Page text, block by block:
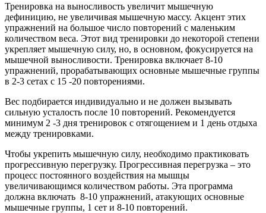
Тренировка на выносливость увеличит мышечную
дефиницию, не увеличивая мышечную массу. Акцент этих
упражнений на большое число повторений с маленьким
количеством веса. Этот вид тренировки до некоторой степени
укрепляет мышечную силу, но, в основном, фокусируется на
мышечной выносливости. Тренировка включает 8-10
упражнений, прорабатывающих основные мышечные группы
в 2-3 сетах с 15 -20 повторениями.
Вес подбирается индивидуально и не должен вызывать
сильную усталость после 10 повторений. Рекомендуется
минимум 2 -3 дня тренировок с отягощением и 1 день отдыха
между тренировками.
Чтобы укрепить мышечную силу, необходимо практиковать
прогрессивную перегрузку. Прогрессивная перегрузка – это
процесс постоянного воздействия на мышцы
увеличивающимся количеством работы. Эта программа
должна включать 8-10 упражнений, атакующих основные
мышечные группы, 1 сет и 8-10 повторений.